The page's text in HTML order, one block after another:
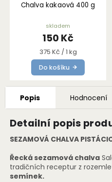
Chalva kakaová 400 g
skladem
150 Kč
Měrná
cena:
375 Kč / 1 kg
Do košíku
Popis Hodnocení
Detailní popis
SEZAMOVÁ CHALVA
Řecká sezamová chalva
tradičních receptur z
semínek.